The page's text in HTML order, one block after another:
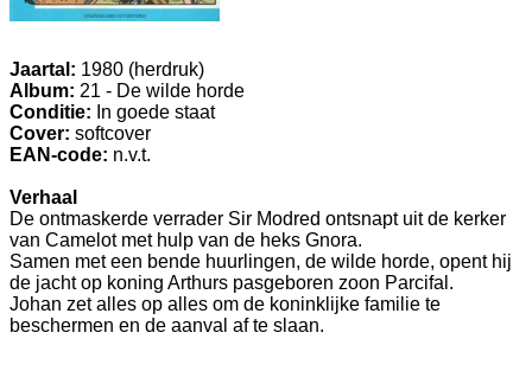
Jaartal: 1980 (herdruk)
Album: 21 - De wilde horde
Conditie: In goede staat
Cover: softcover
EAN-code: n.v.t.
Verhaal
De ontmaskerde verrader Sir Modred ontsnapt uit de kerker
van Camelot met hulp van de heks Gnora.
Samen met een bende huurlingen, de wilde horde, opent hij
de jacht op koning Arthurs pasgeboren zoon Parcifal.
Johan zet alles op alles om de koninklijke familie te
beschermen en de aanval af te slaan.